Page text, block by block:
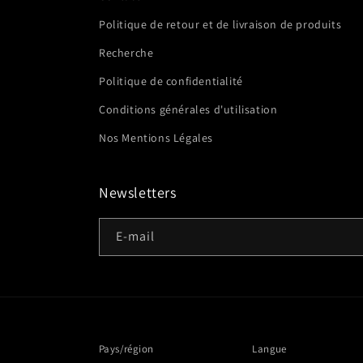
Politique de retour et de livraison de produits
Recherche
Politique de confidentialité
Conditions générales d'utilisation
Nos Mentions Légales
Newsletters
E-mail
Pays/région Langue